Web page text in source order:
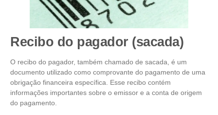
Recibo do pagador (sacada)
O recibo do pagador, também chamado de sacada, é um
documento utilizado como comprovante do pagamento de uma
obrigação financeira específica. Esse recibo contém
informações importantes sobre o emissor e a conta de origem
do pagamento.